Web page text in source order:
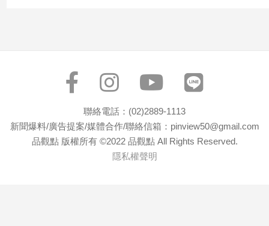
作
聯絡電話：(02)2889-1113
新聞爆料/廣告提案/媒體合作/聯絡信箱：pinview50@gmail.com
品觀點 版權所有 ©2022 品觀點 All Rights Reserved.
隱私權聲明